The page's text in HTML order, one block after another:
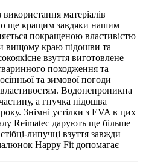
матеріалів
ще кращим завдяки нашим
покращеною властивістю
вищому краю підошви та
взуття виготовлене
походження та
та зимової погоди
Водонепроникна
а гнучка підошва
Знімні устілки з EVA в цих
Reimatec дарують ще більше
липучці взуття завжди
Happy Fit допомагає